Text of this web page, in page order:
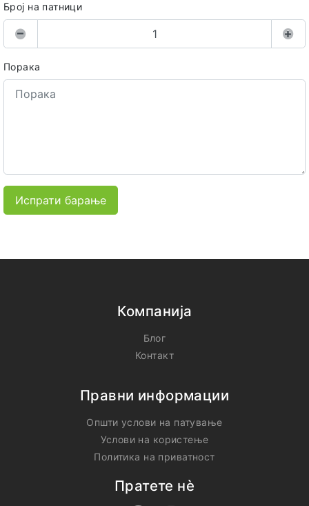
Број на патници
Порака
Испрати барање
Компанија
Блог
Контакт
Правни информации
Општи услови на патување
Услови на користење
Политика на приватност
Пратете нѐ